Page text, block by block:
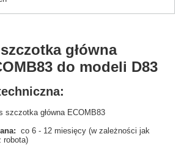
główna
do modeli D83
szczotka główna ECOMB83
co 6 - 12 miesięcy (w zależności jak
robota)